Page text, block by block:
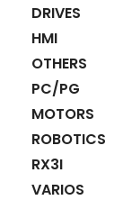
DRIVES
HMI
OTHERS
PC/PG
MOTORS
ROBOTICS
RX3I
VARIOS